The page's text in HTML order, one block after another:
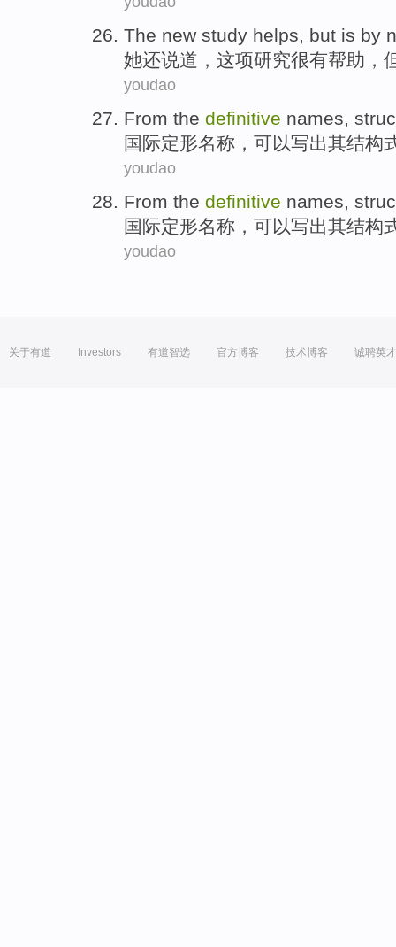
The new study helps, but is by
她还说道， 这项研究很有帮助 ，
youdao
From the definitive names,
国际定形名称 ， 可以写出其结构
youdao
From the definitive names
国际定形名称 ， 可以写出其结构
youdao
关于有道 Investors 有道智选 官方博客 技术博客 诚聘英才